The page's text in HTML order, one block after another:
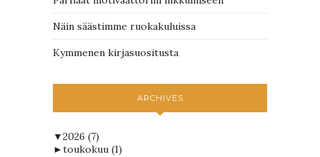
Näin säästimme ruokakuluissa
Kymmenen kirjasuositusta
ARCHIVES
▼2026 (7)
►toukokuu (1)